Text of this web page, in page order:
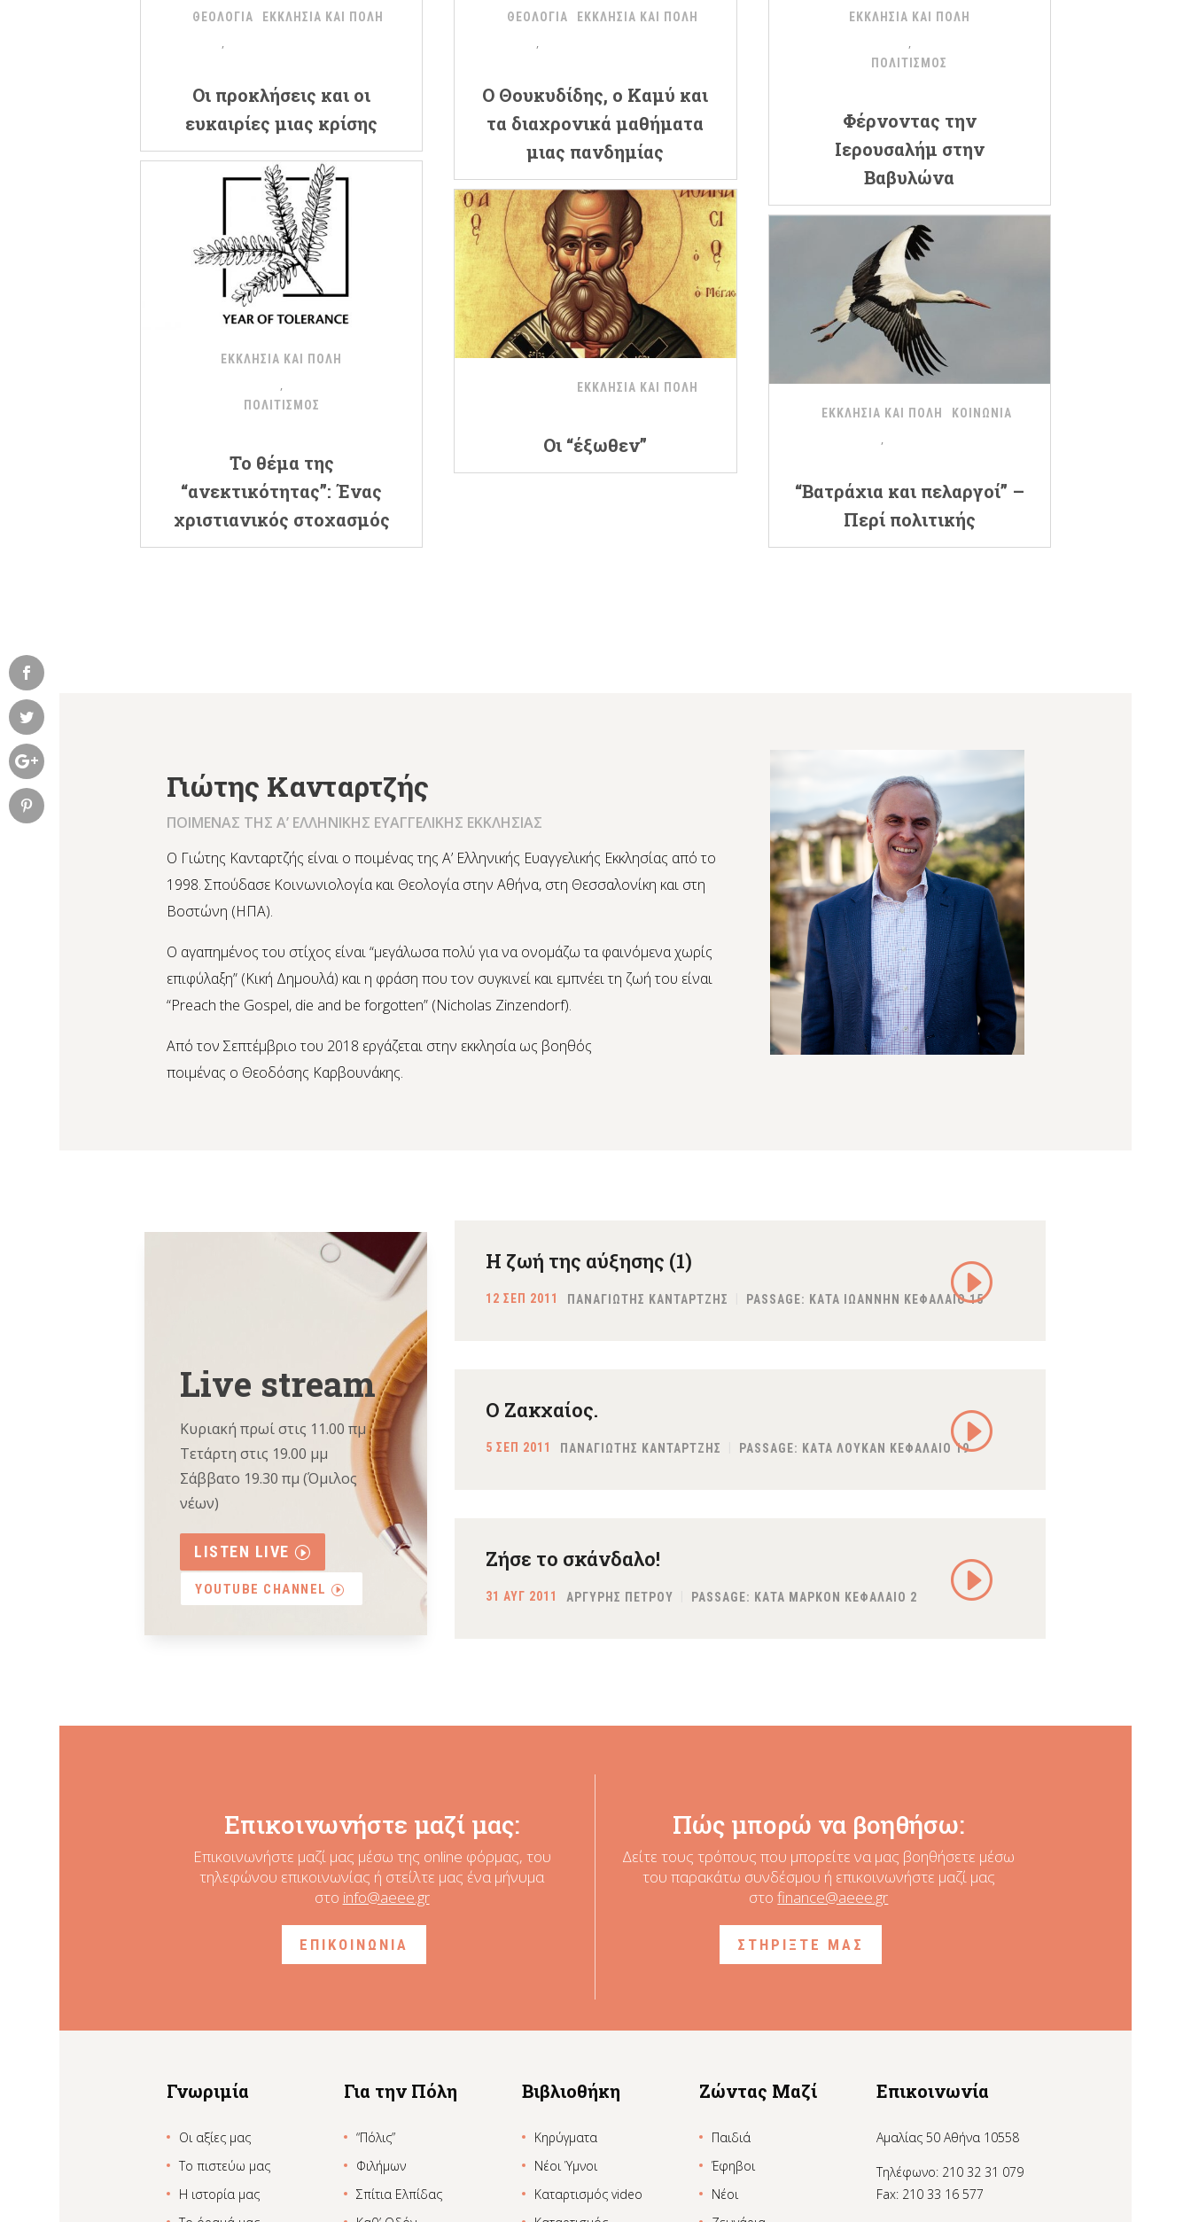
ΘΕΟΛΟΓΙΑ ΕΚΚΛΗΣΙΑ ΚΑΙ ΠΟΛΗ
Oι προκλήσεις και οι
ευκαιρίες μιας κρίσης
ΘΕΟΛΟΓΙΑ ΕΚΚΛΗΣΙΑ ΚΑΙ ΠΟΛΗ
Ο Θουκυδίδης, ο Καμύ και
τα διαχρονικά μαθήματα
μιας πανδημίας
ΕΚΚΛΗΣΙΑ ΚΑΙ ΠΟΛΗ
ΠΟΛΙΤΙΣΜΟΣ
Φέρνοντας την
Ιερουσαλήμ στην
Βαβυλώνα
ΕΚΚΛΗΣΙΑ ΚΑΙ ΠΟΛΗ
ΠΟΛΙΤΙΣΜΟΣ
Το θέμα της
“ανεκτικότητας”: Ένας
χριστιανικός στοχασμός
ΕΚΚΛΗΣΙΑ ΚΑΙ ΠΟΛΗ
Οι “έξωθεν”
ΕΚΚΛΗΣΙΑ ΚΑΙ ΠΟΛΗ ΚΟΙΝΩΝΙΑ
“Βατράχια και πελαργοί” –
Περί πολιτικής
Γιώτης Κανταρτζής
ΠΟΙΜΕΝΑΣ ΤΗΣ Α’ ΕΛΛΗΝΙΚΗΣ ΕΥΑΓΓΕΛΙΚΗΣ ΕΚΚΛΗΣΙΑΣ
Ο Γιώτης Κανταρτζής είναι ο ποιμένας της Α’ Ελληνικής Ευαγγελικής Εκκλησίας από το
1998. Σπούδασε Κοινωνιολογία και Θεολογία στην Αθήνα, στη Θεσσαλονίκη και στη
Βοστώνη (ΗΠΑ).
Ο αγαπημένος του στίχος είναι “μεγάλωσα πολύ για να ονομάζω τα φαινόμενα χωρίς
επιφύλαξη” (Κική Δημουλά) και η φράση που τον συγκινεί και εμπνέει τη ζωή του είναι
“Preach the Gospel, die and be forgotten” (Nicholas Zinzendorf).
Από τον Σεπτέμβριο του 2018 εργάζεται στην εκκλησία ως βοηθός
ποιμένας ο Θεοδόσης Καρβουνάκης.
Live stream
Κυριακή πρωί στις 11.00 πμ
Τετάρτη στις 19.00 μμ
Σάββατο 19.30 πμ (Όμιλος
νέων)
LISTEN LIVE
YOUTUBE CHANNEL
Η ζωή της αύξησης (1)
12 ΣΕΠ 2011 ΠΑΝΑΓΙΩΤΗΣ ΚΑΝΤΑΡΤΖΗΣ PASSAGE: ΚΑΤΑ ΙΩΑΝΝΗΝ ΚΕΦΑΛΑΙΟ 15
Ο Ζακχαίος.
5 ΣΕΠ 2011 ΠΑΝΑΓΙΩΤΗΣ ΚΑΝΤΑΡΤΖΗΣ PASSAGE: ΚΑΤΑ ΛΟΥΚΑΝ ΚΕΦΑΛΑΙΟ 19
Ζήσε το σκάνδαλο!
31 ΑΥΓ 2011 ΑΡΓΥΡΗΣ ΠΕΤΡΟΥ PASSAGE: ΚΑΤΑ ΜΑΡΚΟΝ ΚΕΦΑΛΑΙΟ 2
Επικοινωνήστε μαζί μας:
Επικοινωνήστε μαζί μας μέσω της online φόρμας, του
τηλεφώνου επικοινωνίας ή στείλτε μας ένα μήνυμα
στο info@aeee.gr
ΕΠΙΚΟΙΝΩΝΙΑ
Πώς μπορώ να βοηθήσω:
Δείτε τους τρόπους που μπορείτε να μας βοηθήσετε μέσω
του παρακάτω συνδέσμου ή επικοινωνήστε μαζί μας
στοfinance@aeee.gr
ΣΤΗΡΙΞΤΕ ΜΑΣ
Γνωριμία
Οι αξίες μας
Το πιστεύω μας
Η ιστορία μας
Για την Πόλη
“Πόλις”
Φιλήμων
Σπίτια Ελπίδας
Βιβλιοθήκη
Κηρύγματα
Νέοι Ύμνοι
Καταρτισμός video
Ζώντας Μαζί
Παιδιά
Έφηβοι
Νέοι
Επικοινωνία
Αμαλίας 50 Αθήνα 10558
Τηλέφωνο: 210 32 31 079
Fax: 210 33 16 577